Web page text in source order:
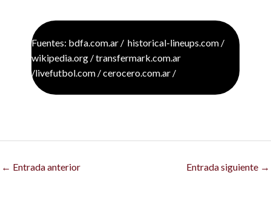
Fuentes: bdfa.com.ar / historical-lineups.com /
wikipedia.org / transfermark.com.ar
/livefutbol.com / cerocero.com.ar /
← Entrada anterior Entrada siguiente →